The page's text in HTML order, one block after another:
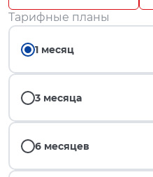
Тарифные планы
1 месяц
3 месяца
6 месяцев